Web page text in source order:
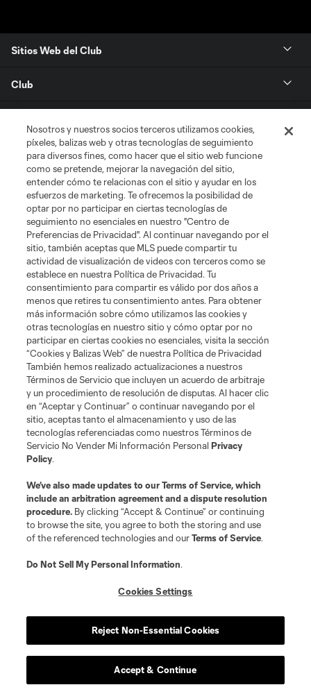
Sitios Web del Club
Club
News
MLSSOCCER.COM
Terminos de servicio
Politica de privacidad
Do Not Sell or Share My Personal Information
Cookies Settings
©2026 MLS. The Major League Soccer and MLS name and shield are
registered trademarks of Major League Soccer, L.L.C. (“MLS”). The names
and logos of MLS teams are registered and/or common law trademarks of
MLS or are used with the permission of their owners. Any unauthorized use
is forbidden.
Nosotros y nuestros socios terceros utilizamos cookies,
píxeles, balizas web y otras tecnologías de seguimiento
para diversos fines, como hacer que el sitio web funcione
como se pretende, mejorar la navegación del sitio,
entender cómo te relacionas con el sitio y ayudar en los
esfuerzos de marketing. Te ofrecemos la posibilidad de
optar por no participar en ciertas tecnologías de
seguimiento no esenciales en nuestro "Centro de
Preferencias de Privacidad". Al continuar navegando por el
sitio, también aceptas que MLS puede compartir tu
actividad de visualización de videos con terceros como se
establece en nuestra Política de Privacidad. Tu
consentimiento para compartir es válido por dos años a
menos que retires tu consentimiento antes. Para obtener
más información sobre cómo utilizamos las cookies y
otras tecnologías en nuestro sitio y cómo optar por no
participar en ciertas cookies no esenciales, visita la sección
“Cookies y Balizas Web” de nuestra Política de Privacidad
También hemos realizado actualizaciones a nuestros
Términos de Servicio que incluyen un acuerdo de arbitraje
y un procedimiento de resolución de disputas. Al hacer clic
en “Aceptar y Continuar” o continuar navegando por el
sitio, aceptas tanto el almacenamiento y uso de las
tecnologías referenciadas como nuestros Términos de
Servicio No Vender Mi Información PersonalPrivacy
Policy.
We’ve also made updates to ourTerms of Service, which
include an arbitration agreement and a dispute resolution
procedure. By clicking “Accept & Continue” or continuing
to browse the site, you agree to both the storing and use
of the referenced technologies and ourTerms of Service.
Do Not Sell My Personal Information.
Cookies Settings
Reject Non-Essential Cookies
Accept & Continue